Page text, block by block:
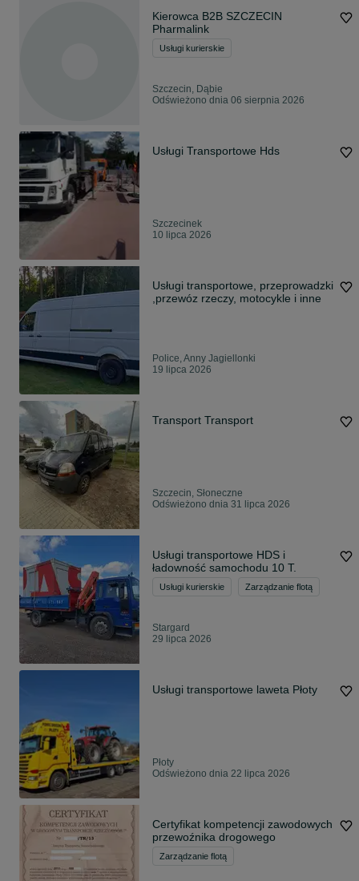
Kierowca B2B SZCZECIN
Pharmalink
Usługi kurierskie
Szczecin, Dąbie
Odświeżono dnia 06 sierpnia 2026
Usługi Transportowe Hds
Szczecinek
10 lipca 2026
Usługi transportowe, przeprowadzki
,przewóz rzeczy, motocykle i inne
Police, Anny Jagiellonki
19 lipca 2026
Transport Transport
Szczecin, Słoneczne
Odświeżono dnia 31 lipca 2026
Usługi transportowe HDS i
ładowność samochodu 10 T.
Usługi kurierskie Zarządzanie flotą
Stargard
29 lipca 2026
Usługi transportowe laweta Płoty
Płoty
Odświeżono dnia 22 lipca 2026
Certyfikat kompetencji zawodowych
przewoźnika drogowego
Zarządzanie flotą